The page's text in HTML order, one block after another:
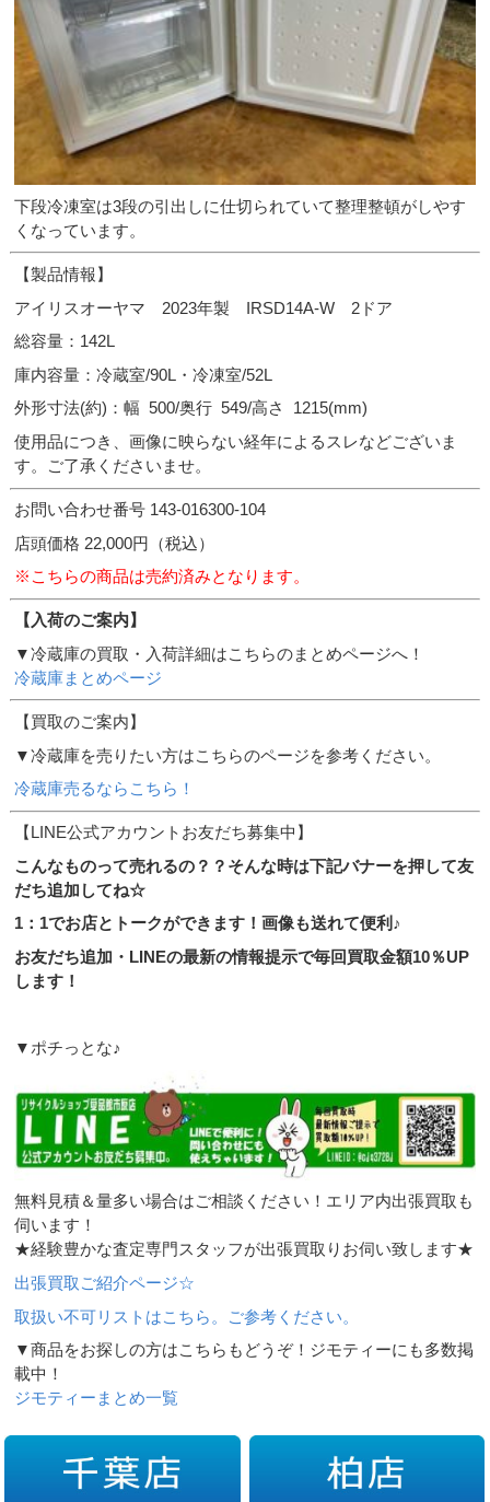
下段冷凍室は3段の引出しに仕切られていて整理整頓がしやす
くなっています。
【製品情報】
アイリスオーヤマ 2023年製 IRSD14A-W 2ドア
総容量：142L
庫内容量：冷蔵室/90L・冷凍室/52L
外形寸法(約)：幅 500/奥行 549/高さ 1215(mm)
使用品につき、画像に映らない経年によるスレなどございま
す。ご了承くださいませ。
お問い合わせ番号 143-016300-104
店頭価格 22,000円（税込）
※こちらの商品は売約済みとなります。
【入荷のご案内】
▼冷蔵庫の買取・入荷詳細はこちらのまとめページへ！
冷蔵庫まとめページ
【買取のご案内】
▼冷蔵庫を売りたい方はこちらのページを参考ください。
冷蔵庫売るならこちら！
【LINE公式アカウントお友だち募集中】
こんなものって売れるの？？そんな時は下記バナーを押して友
だち追加してね☆
1：1でお店とトークができます！画像も送れて便利♪
お友だち追加・LINEの最新の情報提示で毎回買取金額10％UP
します！
▼ポチっとな♪
無料見積＆量多い場合はご相談ください！エリア内出張買取も
伺います！
★経験豊かな査定専門スタッフが出張買取りお伺い致します★
出張買取ご紹介ページ☆
取扱い不可リストはこちら。ご参考ください。
▼商品をお探しの方はこちらもどうぞ！ジモティーにも多数掲
載中！
ジモティーまとめ一覧